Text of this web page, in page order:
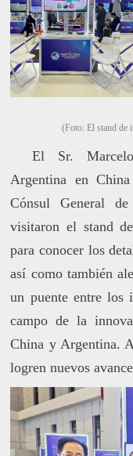
(Foto: El stand de
El Sr.
Argentina en
Cónsul General
visitaron el stand
para conocer los
así como también
un puente entre los
campo de la
China y Argentina.
logren nuevos